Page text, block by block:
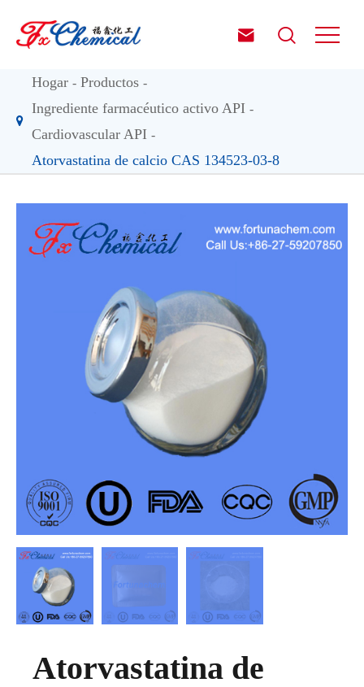
 
Hogar
Productos
Ingrediente farmacéutico activo API
Cardiovascular API
Atorvastatina de calcio CAS 134523-03-8
Atorvastatina de